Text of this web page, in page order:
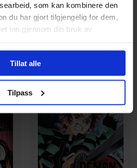
som kan kombinere den
du har gjort tilgjengelig for dem,
inn gjennom din bruk av
Tillat alle
Tilpass
Paperback · Engelsk
På nettlager